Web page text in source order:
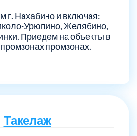
г. Нахабино и включая:
Урюпино, Желябино,
Приедем на объекты в
промзонах.
Такелаж